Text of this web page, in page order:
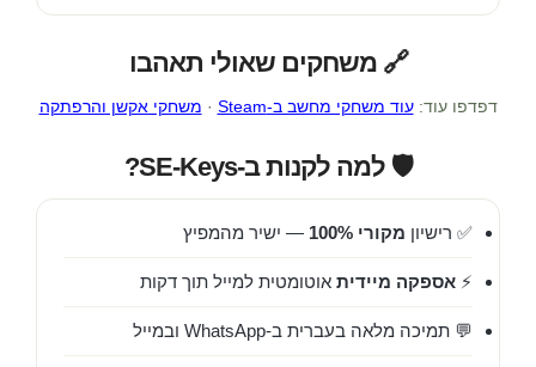
🔗 משחקים שאולי תאהבו
דפדפו עוד:עוד משחקי מחשב ב-Steam · משחקי אקשן והרפתקה
🛡️ למה לקנות ב-SE-Keys?
✅ רישיון מקורי 100% — ישיר מהמפיץ
⚡ אספקה מיידית אוטומטית למייל תוך דקות
💬 תמיכה מלאה בעברית ב-WhatsApp ובמייל